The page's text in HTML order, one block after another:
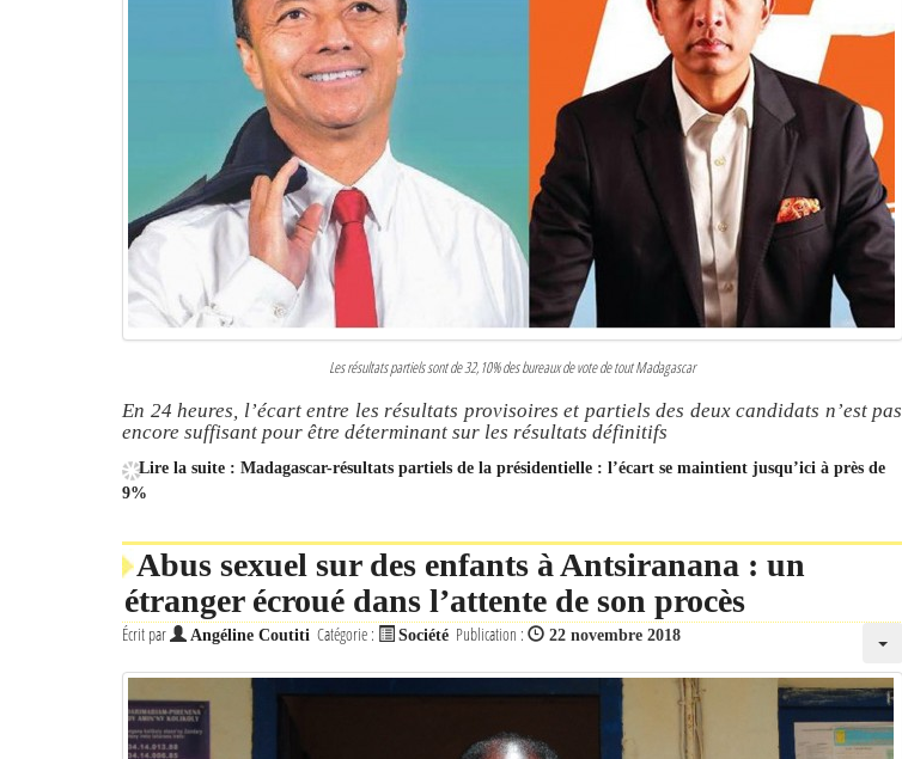
Les résultats partiels sont de 32,10% des bureaux de vote de tout Madagascar
En 24 heures, l’écart entre les résultats provisoires et partiels des deux candidats n’est pas
encore suffisant pour être déterminant sur les résultats définitifs
Lire la suite : Madagascar-résultats partiels de la présidentielle : l’écart se maintient jusqu’ici à près de
9%
Abus sexuel sur des enfants à Antsiranana : un
étranger écroué dans l’attente de son procès
Écrit par Angéline Coutiti Catégorie : Société Publication : 22 novembre 2018